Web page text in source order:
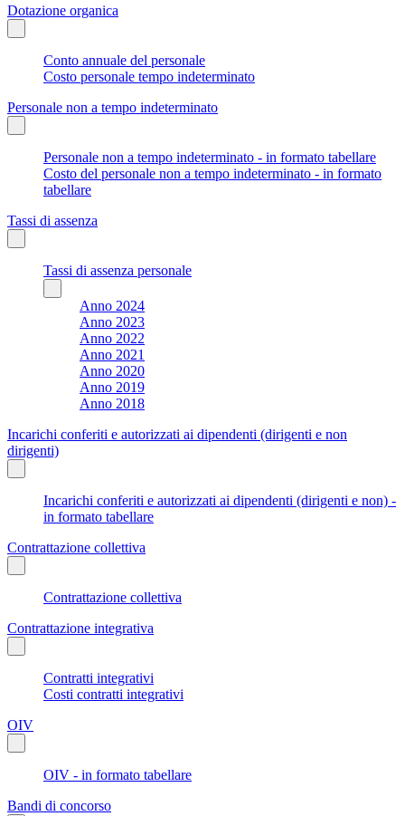
Dotazione organica
Conto annuale del personale
Costo personale tempo indeterminato
Personale non a tempo indeterminato
Personale non a tempo indeterminato - in formato tabellare
Costo del personale non a tempo indeterminato - in formato
tabellare
Tassi di assenza
Tassi di assenza personale
Anno 2024
Anno 2023
Anno 2022
Anno 2021
Anno 2020
Anno 2019
Anno 2018
Incarichi conferiti e autorizzati ai dipendenti (dirigenti e non
dirigenti)
Incarichi conferiti e autorizzati ai dipendenti (dirigenti e non) -
in formato tabellare
Contrattazione collettiva
Contrattazione collettiva
Contrattazione integrativa
Contratti integrativi
Costi contratti integrativi
OIV
OIV - in formato tabellare
Bandi di concorso